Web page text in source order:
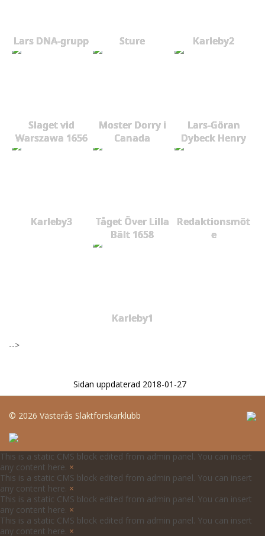
Lars DNA-grupp Sture Karleby2
Slaget vid
Warszawa 1656
Moster Dorry i
Canada
Lars-Göran
Dybeck Henry
Karleby3
Tåget Över Lilla
Bält 1658
Redaktionsmöt
e
Karleby1
-->
Sidan uppdaterad 2018-01-27
© 2026 Västerås Släktforskarklubb
This is a static CMS block edited from admin panel. You can insert
any content here. ×
This is a static CMS block edited from admin panel. You can insert
any content here. ×
This is a static CMS block edited from admin panel. You can insert
any content here. ×
This is a static CMS block edited from admin panel. You can insert
any content here. ×